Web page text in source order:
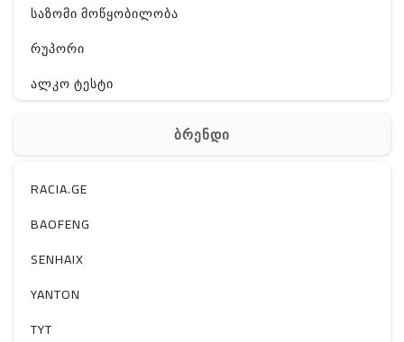
საზომი მოწყობილობა
რუპორი
ალკო ტესტი
ელ. მოწყობილობები
მაგნიტი
სხვა
ბრენდი
RACIA.GE
BAOFENG
SENHAIX
YANTON
TYT